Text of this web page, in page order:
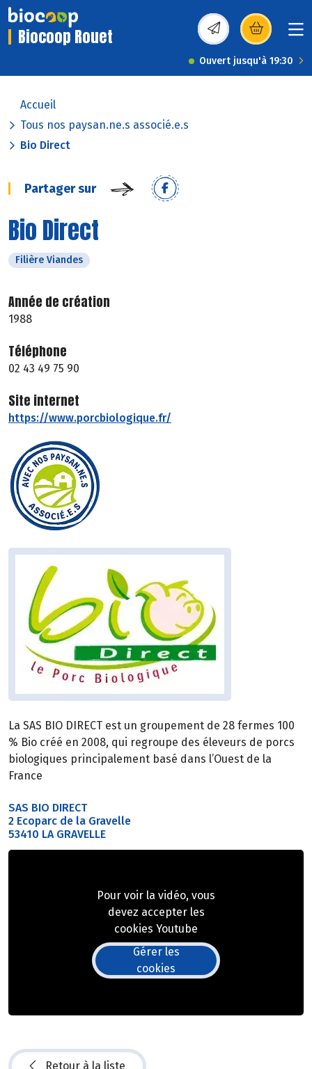
Biocoop Rouet (s’ouvre dans une
Ouvert jusqu'à 19:30
Accueil
Tous nos paysan.ne.s associé.e.s
Bio Direct
Partager sur
Bio Direct
Filière Viandes
Année de création
1988
Téléphone
02 43 49 75 90
Site internet
https://www.porcbiologique.fr/
La SAS BIO DIRECT est un groupement de 28 fermes 100
% Bio créé en 2008, qui regroupe des éleveurs de porcs
biologiques principalement basé dans l’Ouest de la
France
SAS BIO DIRECT
2 Ecoparc de la Gravelle
53410 LA GRAVELLE
Pour voir la vidéo, vous
devez accepter les
cookies Youtube
Gérer les
cookies
Retour à la liste